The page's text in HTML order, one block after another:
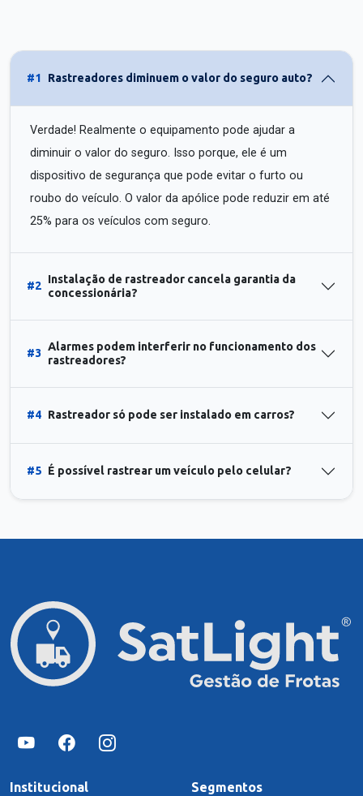
#1 Rastreadores diminuem o valor do seguro auto?
Verdade! Realmente o equipamento pode ajudar a
diminuir o valor do seguro. Isso porque, ele é um
dispositivo de segurança que pode evitar o furto ou
roubo do veículo. O valor da apólice pode reduzir em até
25% para os veículos com seguro.
#2
Instalação de rastreador cancela garantia da
concessionária?
#3
Alarmes podem interferir no funcionamento dos
rastreadores?
#4 Rastreador só pode ser instalado em carros?
#5 É possível rastrear um veículo pelo celular?
Institucional Segmentos